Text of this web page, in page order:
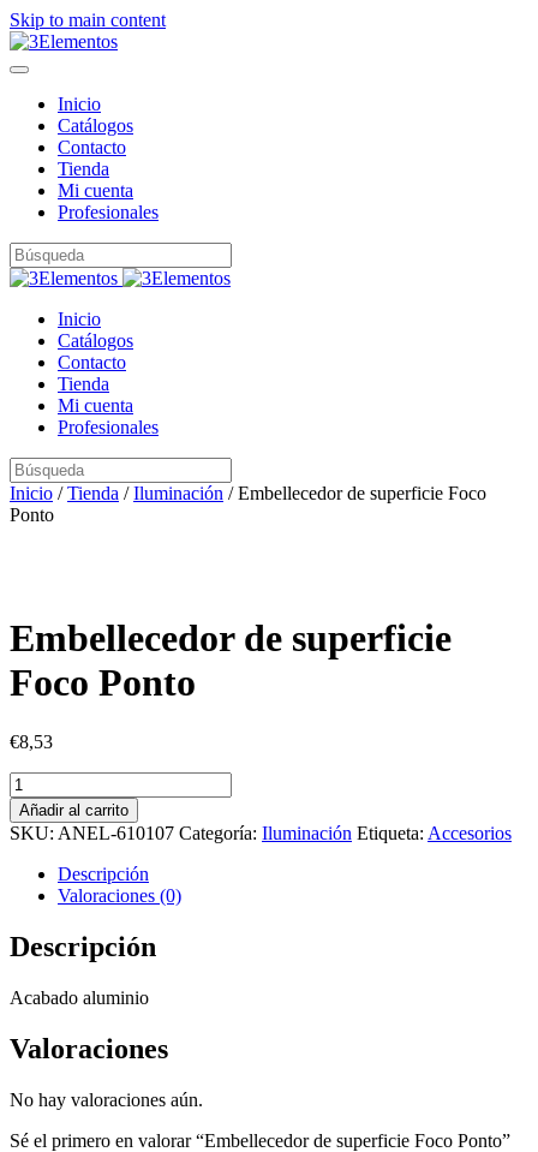
Skip to main content
Inicio
Catálogos
Contacto
Tienda
Mi cuenta
Profesionales
Inicio
Catálogos
Contacto
Tienda
Mi cuenta
Profesionales
Inicio /Tienda /Iluminación / Embellecedor de superficie Foco
Ponto
Embellecedor de superficie
Foco Ponto
€8,53
Embellecedor
de
superficie
Foco
Ponto
cantidad
Añadir al carrito
SKU: ANEL-610107 Categoría: Iluminación Etiqueta: Accesorios
Descripción
Valoraciones (0)
Descripción
Acabado aluminio
Valoraciones
No hay valoraciones aún.
Sé el primero en valorar “Embellecedor de superficie Foco Ponto”